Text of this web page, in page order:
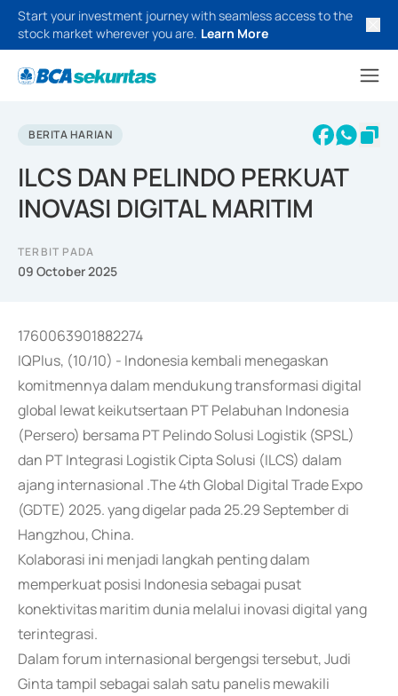
Start your investment journey with seamless access to the
stock market wherever you are. Learn More
BERITA HARIAN
ILCS DAN PELINDO PERKUAT
INOVASI DIGITAL MARITIM
TERBIT PADA
09 October 2025
1760063901882274
IQPlus, (10/10) - Indonesia kembali menegaskan
komitmennya dalam mendukung transformasi digital
global lewat keikutsertaan PT Pelabuhan Indonesia
(Persero) bersama PT Pelindo Solusi Logistik (SPSL)
dan PT Integrasi Logistik Cipta Solusi (ILCS) dalam
ajang internasional .The 4th Global Digital Trade Expo
(GDTE) 2025. yang digelar pada 25.29 September di
Hangzhou, China.
Kolaborasi ini menjadi langkah penting dalam
memperkuat posisi Indonesia sebagai pusat
konektivitas maritim dunia melalui inovasi digital yang
terintegrasi.
Dalam forum internasional bergengsi tersebut, Judi
Ginta tampil sebagai salah satu panelis mewakili